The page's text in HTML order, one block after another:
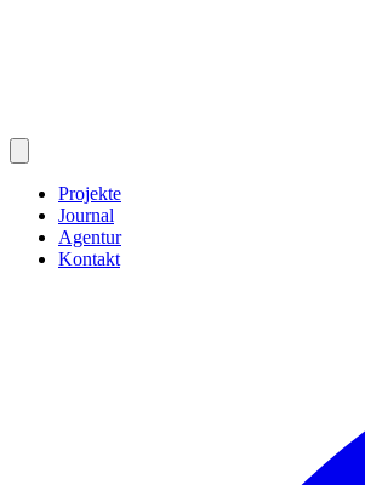
Projekte
Journal
Agentur
Kontakt